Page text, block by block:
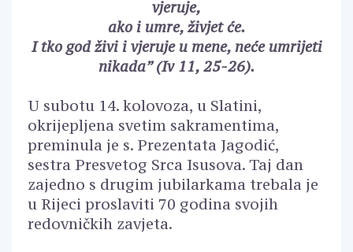
vjeruje,
ako i umre, živjet će.
I tko god živi i vjeruje u mene, neće umrijeti
nikada” (Iv 11, 25-26).
U subotu 14. kolovoza, u Slatini,
okrijepljena svetim sakramentima,
preminula je s. Prezentata Jagodić,
sestra Presvetog Srca Isusova. Taj dan
zajedno s drugim jubilarkama trebala je
u Rijeci proslaviti 70 godina svojih
redovničkih zavjeta.